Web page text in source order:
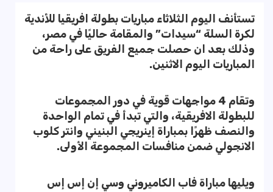
تستأنف اليوم الثلاثاء مباريات بطولة افريقيا للأندية
لكرة السلة “سيدات” والمقامة حاليًا في مصر،
وذلك بعد ان حصلت جميع الفريق على راحة من
المباريات اليوم الاثنين.
وتقام 4 مواجهات قوية في دور المجموعات
للبطولة الافريقية، والتي تبدأ في تمام الواحدة
والنصف ظهرًا بمباراة إينريجي البنيني وانتر كلوب
الانجولي ضمن منافسات المجموعة الأولى.
ويليها مباراة فاب الكاميروني وسي إن إس إس